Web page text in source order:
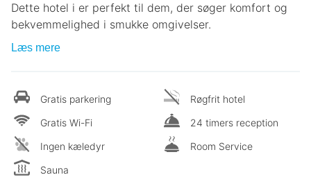
Dette hotel i er perfekt til dem, der søger komfort og
bekvemmelighed i smukke omgivelser.
Læs mere
Gratis parkering
Gratis Wi-Fi
Ingen kæledyr
Sauna
Røgfrit hotel
24 timers reception
Room Service